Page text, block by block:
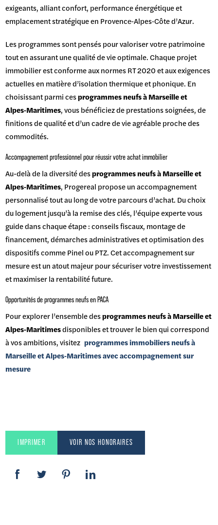
exigeants, alliant confort, performance énergétique et
emplacement stratégique en Provence‑Alpes‑Côte d’Azur.
Les programmes sont pensés pour valoriser votre patrimoine
tout en assurant une qualité de vie optimale. Chaque projet
immobilier est conforme aux normes RT 2020 et aux exigences
actuelles en matière d’isolation thermique et phonique. En
choisissant parmi cesprogrammes neufs à Marseille et
Alpes‑Maritimes, vous bénéficiez de prestations soignées, de
finitions de qualité et d’un cadre de vie agréable proche des
commodités.
Accompagnement professionnel pour réussir votre achat immobilier
Au-delà de la diversité desprogrammes neufs à Marseille et
Alpes‑Maritimes, Progereal propose un accompagnement
personnalisé tout au long de votre parcours d’achat. Du choix
du logement jusqu’à la remise des clés, l’équipe experte vous
guide dans chaque étape : conseils fiscaux, montage de
financement, démarches administratives et optimisation des
dispositifs comme Pinel ou PTZ. Cet accompagnement sur
mesure est un atout majeur pour sécuriser votre investissement
et maximiser la rentabilité future.
Opportunités de programmes neufs en PACA
Pour explorer l’ensemble desprogrammes neufs à Marseille et
Alpes‑Maritimesdisponibles et trouver le bien qui correspond
à vos ambitions, visitezprogrammes immobiliers neufs à
Marseille et Alpes‑Maritimes avec accompagnement sur
mesure
IMPRIMER VOIR NOS HONORAIRES